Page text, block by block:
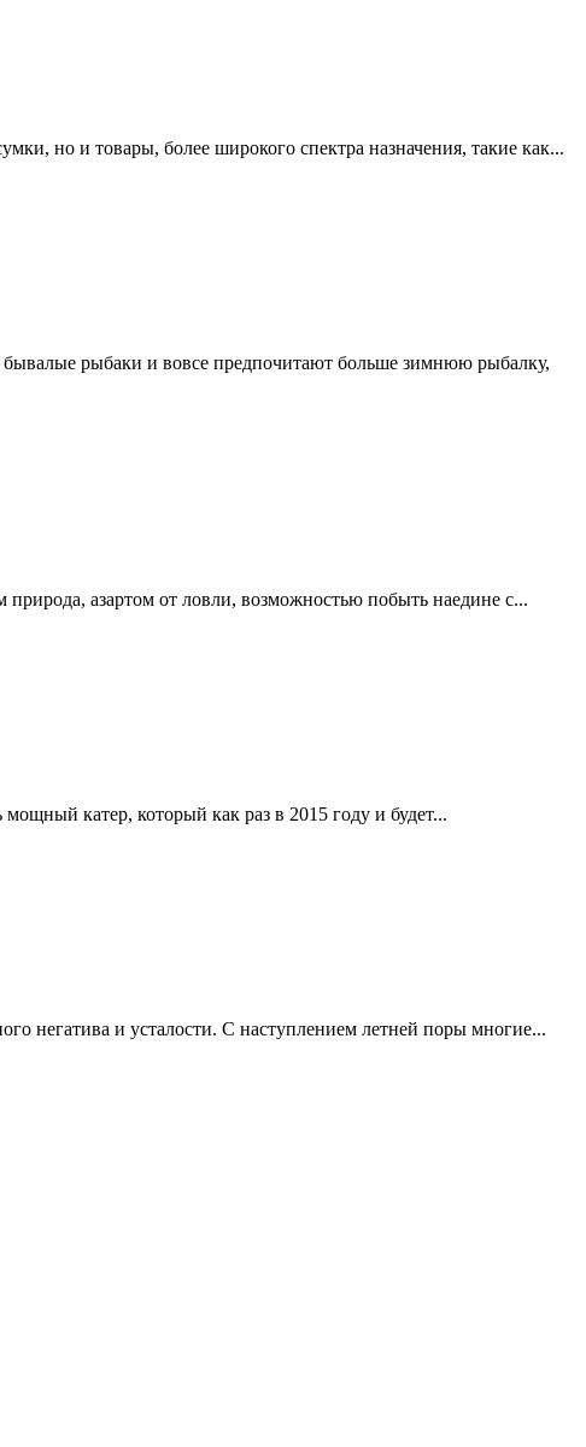
но и товары, более широкого спектра назначения, такие как...
бывалые рыбаки и вовсе предпочитают больше зимнюю рыбалку,
азартом от ловли, возможностью побыть наедине с...
катер, который как раз в 2015 году и будет...
негатива и усталости. С наступлением летней поры многие...